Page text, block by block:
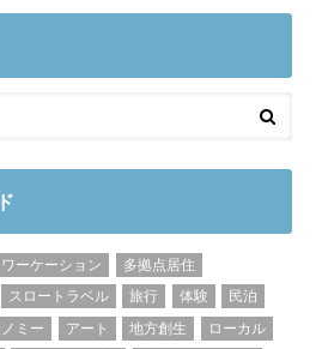
ワーケーション
多拠点居住
スロートラベル 旅行 体験
民泊
ミー アート 地方創生
ローカル